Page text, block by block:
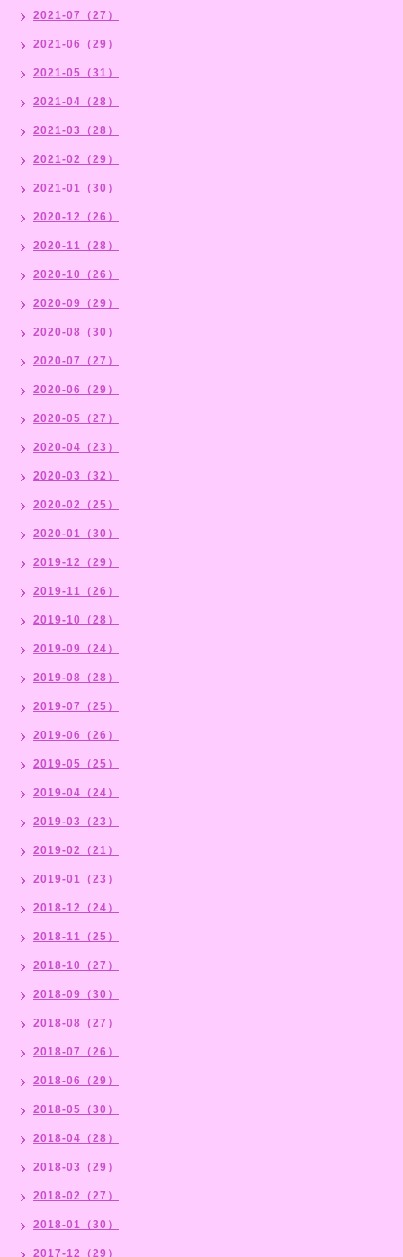
2021-07（27）
2021-06（29）
2021-05（31）
2021-04（28）
2021-03（28）
2021-02（29）
2021-01（30）
2020-12（26）
2020-11（28）
2020-10（26）
2020-09（29）
2020-08（30）
2020-07（27）
2020-06（29）
2020-05（27）
2020-04（23）
2020-03（32）
2020-02（25）
2020-01（30）
2019-12（29）
2019-11（26）
2019-10（28）
2019-09（24）
2019-08（28）
2019-07（25）
2019-06（26）
2019-05（25）
2019-04（24）
2019-03（23）
2019-02（21）
2019-01（23）
2018-12（24）
2018-11（25）
2018-10（27）
2018-09（30）
2018-08（27）
2018-07（26）
2018-06（29）
2018-05（30）
2018-04（28）
2018-03（29）
2018-02（27）
2018-01（30）
2017-12（29）